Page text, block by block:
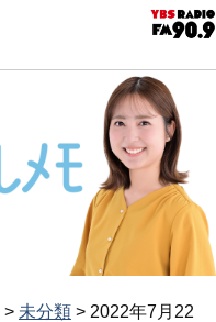
> 未分類> 2022年7月22